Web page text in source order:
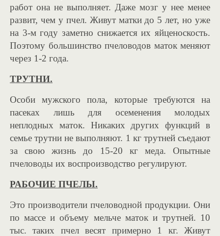
работ она не выполняет. Даже мозг у нее менее
развит, чем у пчел. Живут матки до 5 лет, но уже
на 3-м году заметно снижается их яйценоскость.
Поэтому большинство пчеловодов маток меняют
через 1-2 года.
ТРУТНИ.
Особи мужского пола, которые требуются на
пасеках лишь для осеменения молодых
неплодных маток. Никаких других функций в
семье трутни не выполняют. 1 кг трутней съедают
за свою жизнь до 15-20 кг меда. Опытные
пчеловоды их воспроизводство регулируют.
РАБОЧИЕ ПЧЕЛЫ.
Это производители пчеловодной продукции. Они
по массе и объему мельче маток и трутней. 10
тыс. таких пчел весят примерно 1 кг. Живут